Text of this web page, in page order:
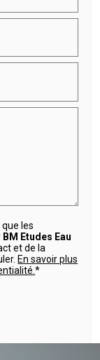
les
BM Etudes Eau
et de la
En savoir plus
*